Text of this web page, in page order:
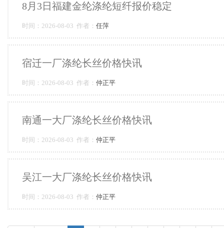
8月3日福建金纶涤纶短纤报价稳定
时间：2026-08-03 作者： 任萍
宿迁一厂涤纶长丝价格快讯
时间：2026-08-03 作者： 仲正平
南通一大厂涤纶长丝价格快讯
时间：2026-08-03 作者： 仲正平
吴江一大厂涤纶长丝价格快讯
时间：2026-08-03 作者： 仲正平